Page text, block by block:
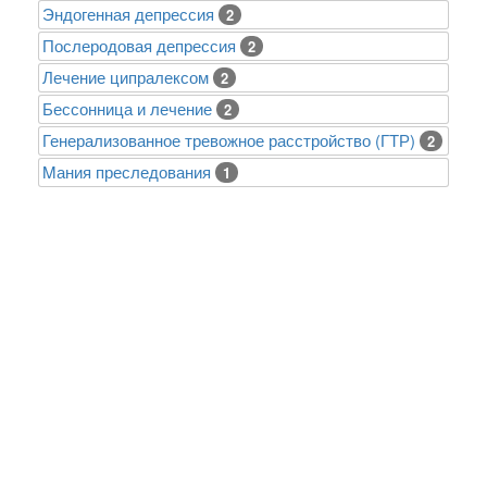
Эндогенная депрессия 2
Послеродовая депрессия 2
Лечение ципралексом 2
Бессонница и лечение 2
Генерализованное тревожное расстройство (ГТР) 2
Mания преследования 1